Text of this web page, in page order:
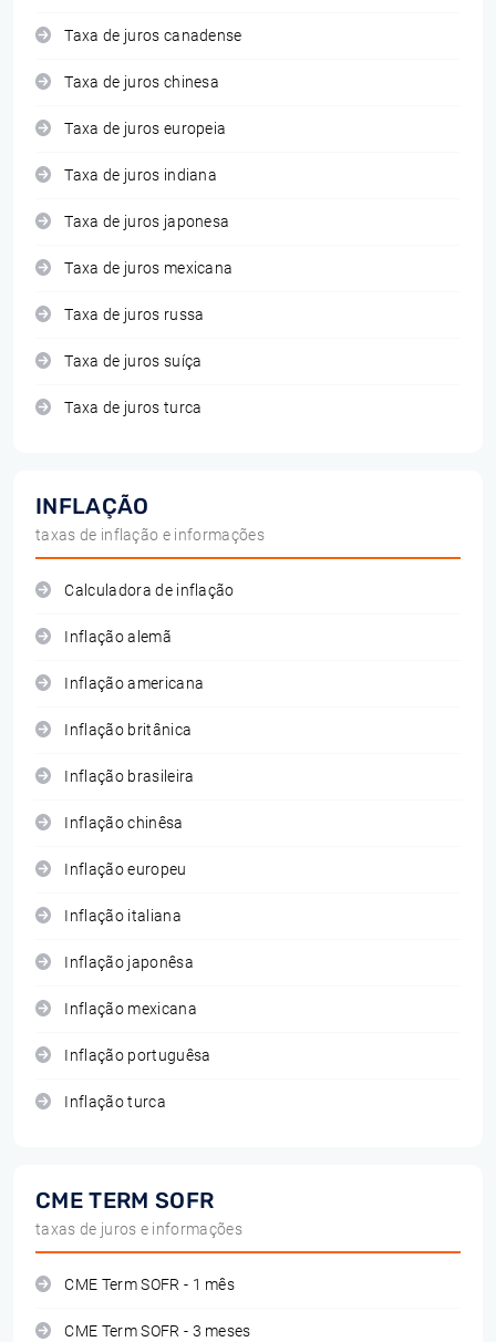
Taxa de juros canadense
Taxa de juros chinesa
Taxa de juros europeia
Taxa de juros indiana
Taxa de juros japonesa
Taxa de juros mexicana
Taxa de juros russa
Taxa de juros suíça
Taxa de juros turca
INFLAÇÃO
taxas de inflação e informações
Calculadora de inflação
Inflação alemã
Inflação americana
Inflação britânica
Inflação brasileira
Inflação chinêsa
Inflação europeu
Inflação italiana
Inflação japonêsa
Inflação mexicana
Inflação portuguêsa
Inflação turca
CME TERM SOFR
taxas de juros e informações
CME Term SOFR - 1 mês
CME Term SOFR - 3 meses